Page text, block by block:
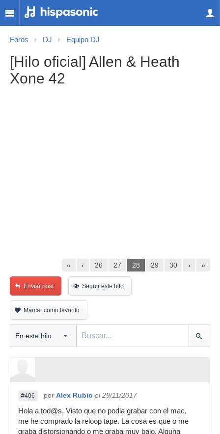
Foros DJ Equipo DJ
[Hilo oficial] Allen & Heath
Xone 42
« ‹ 26 27 28 29 30 › »
Enviar post Seguir este hilo
Marcar como favorito
#406 por Alex Rubio el 29/11/2017
Hola a tod@s. Visto que no podia grabar con el mac,
me he comprado la reloop tape. La cosa es que o me
graba distorsionando o me graba muy bajo. Alguna